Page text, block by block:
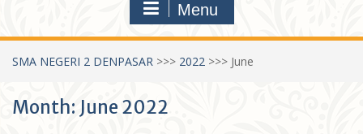
Menu
SMA NEGERI 2 DENPASAR >>> 2022 >>> June
Month: June 2022